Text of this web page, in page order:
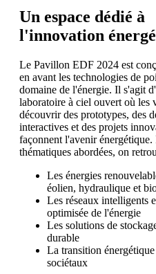
Un espace dédié à
l'innovation
Le Pavillon EDF 2024 est
en avant les technologies de
domaine de l'énergie. Il s'agit
laboratoire à ciel ouvert où les
découvrir des prototypes, des
interactives et des projets
façonnent l'avenir énergétique.
thématiques abordées, on
Les énergies
éolien, hydraulique et
Les réseaux intelligents
optimisée de l'énergie
Les solutions de
durable
La transition énergétique
sociétaux